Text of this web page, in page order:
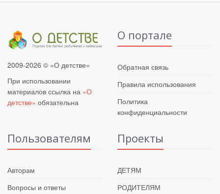
2009-2026 © «О детстве»
При использовании
материалов ссылка на «О
детстве» обязательна
О портале
Обратная связь
Правила использования
Политика
конфиденциальности
Пользователям
Авторам
Вопросы и ответы
Проекты
ДЕТЯМ
РОДИТЕЛЯМ